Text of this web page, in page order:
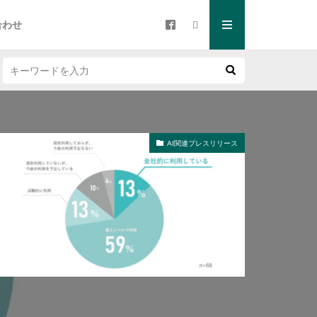
わせ
AI関連プレスリリース